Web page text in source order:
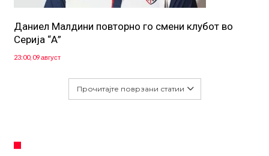
Даниел Малдини повторно го смени клубот во
Серија “А”
23:00, 09 август
Прочитајте поврзани статии